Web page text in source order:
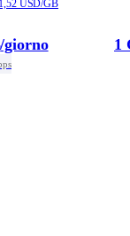
1,52 USD/GB
/giorno 1